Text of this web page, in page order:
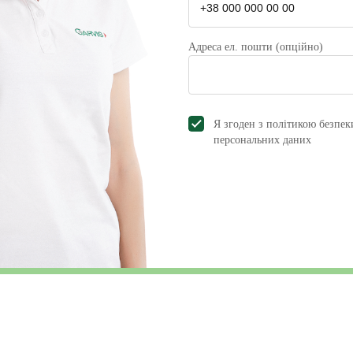
Переломи дистального
типовому місці)
Найчастіше це розгинальні переломи виникають
«штикоподібна» деформація променево-
рентгенографії або КТ.
Операція виконується при нестабільних,
вторинних зсувах уламків променевої кістки.
За відсутності належного лікування перелом
обмеження рухів у кістовому суглобі, слабкості
синдром карпального каналу та підшкірні
Адреса ел. пошти (опційно)
Я згоден з політикою
персональних даниx